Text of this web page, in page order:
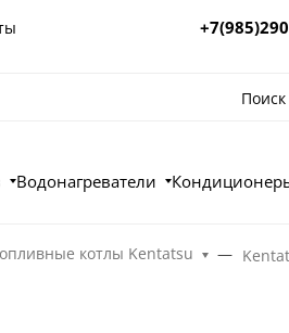
Водонагреватели
котлы Kentatsu